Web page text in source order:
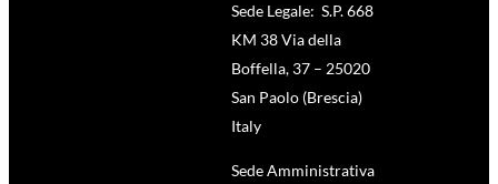
Sede Legale: S.P. 668
KM 38 Via della
Boffella, 37 – 25020
San Paolo (Brescia)
Italy
Sede Amministrativa